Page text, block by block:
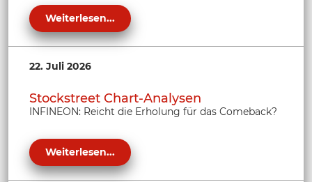
Weiterlesen...
22. Juli 2026
Stockstreet Chart-Analysen
INFINEON: Reicht die Erholung für das Comeback?
Weiterlesen...